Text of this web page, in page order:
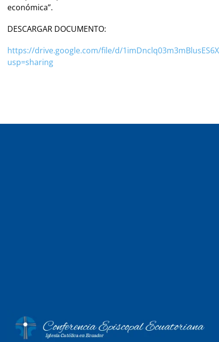
económica”.
DESCARGAR DOCUMENTO:
https://drive.google.com/file/d/
usp=sharing